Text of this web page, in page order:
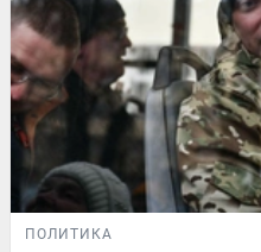
ПОЛИТИКА